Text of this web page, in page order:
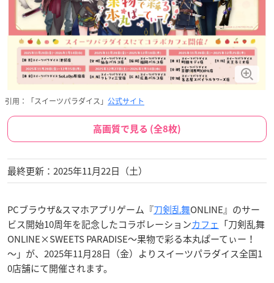
引用：「スイーツパラダイス」 公式サイト
高画質で見る (全8枚)
最終更新：2025年11月22日（土）
PCブラウザ&スマホアプリゲーム『刀剣乱舞ONLINE』のサー
ビス開始10周年を記念したコラボレーションカフェ 「刀剣乱舞
ONLINE×SWEETS PARADISE～果物で彩る本丸ぱーてぃー！
～」が、2025年11月28日（金）よりスイーツパラダイス全国1
0店舗にて開催されます。